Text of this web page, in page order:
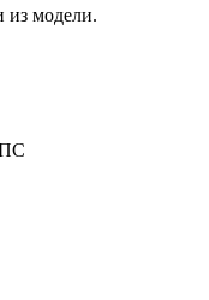
из модели.